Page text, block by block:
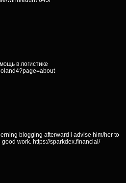
в логистике
blogging afterward i advise him/her to
good work. https://sparkdex.financial/